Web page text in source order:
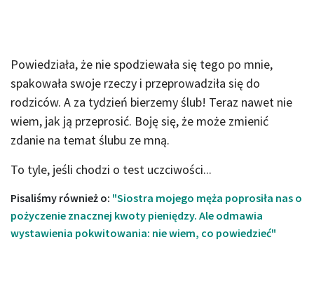
Powiedziała, że nie spodziewała się tego po mnie,
spakowała swoje rzeczy i przeprowadziła się do
rodziców. A za tydzień bierzemy ślub! Teraz nawet nie
wiem, jak ją przeprosić. Boję się, że może zmienić
zdanie na temat ślubu ze mną.
To tyle, jeśli chodzi o test uczciwości...
Pisaliśmy również o: "Siostra mojego męża poprosiła nas o
pożyczenie znacznej kwoty pieniędzy. Ale odmawia
wystawienia pokwitowania: nie wiem, co powiedzieć"